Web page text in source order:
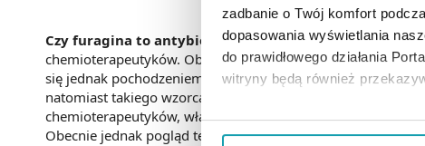
zadbanie o Twój komfort
dopasowania wyświetlania
do prawidłowego działania
witryny będą również
Jeżeli chcesz dostosować
Czy furagina to antybiotyk?Zgodnie z podziałem
chemioterapeutyków. Obie grupy leków (antybiotyki i
się jednak pochodzeniem. Antybiotyki mają swój naturalny
natomiast takiego wzorca nie posiadają - wytworzone
chemioterapeutyków, właśnie ze względu na
Obecnie jednak pogląd ten nie jest aktualny. W języku